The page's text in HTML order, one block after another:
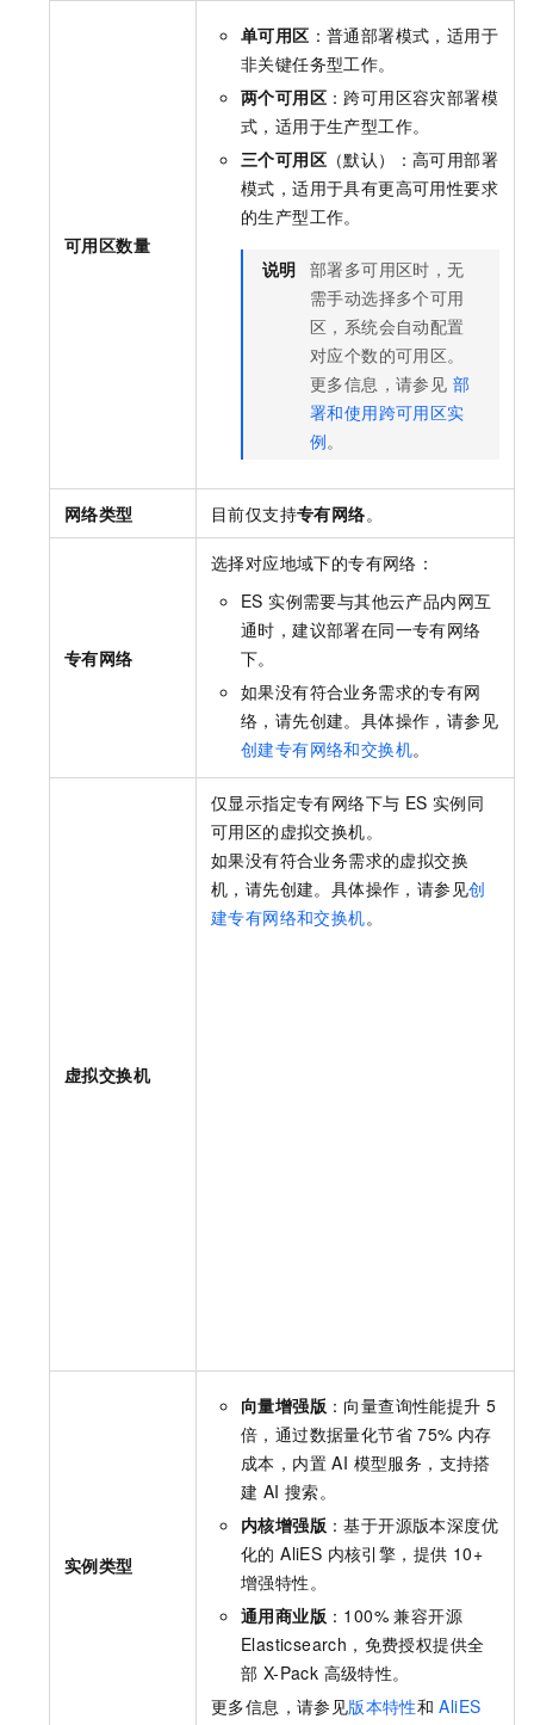
可用区数量
单可用区 ：普通部署模式，适用于
非关键任务型工作。
两个可用区 ：跨可用区容灾部署模
式，适用于生产型工作。
三个可用区 （默认）：高可用部署
模式，适用于具有更高可用性要求
的生产型工作。
说明 部署多可用区时，无
需手动选择多个可用
区，系统会自动配置
对应个数的可用区。
更多信息，请参见 部
署和使用跨可用区实
例。
网络类型 目前仅支持专有网络。
专有网络
选择对应地域下的专有网络：
ES 实例需要与其他云产品内网互
通时，建议部署在同一专有网络
下。
如果没有符合业务需求的专有网
络，请先创建。具体操作，请参见
创建专有网络和交换机。
虚拟交换机
仅显示指定专有网络下与 ES 实例同
可用区的虚拟交换机。
如果没有符合业务需求的虚拟交换
机，请先创建。具体操作，请参见创
建专有网络和交换机。
实例类型
向量增强版 ：向量查询性能提升 5
倍，通过数据量化节省 75% 内存
成本，内置 AI 模型服务，支持搭
建 AI 搜索。
内核增强版 ：基于开源版本深度优
化的 AliES 内核引擎，提供 10+
增强特性。
通用商业版 ：100% 兼容开源
Elasticsearch，免费授权提供全
部 X-Pack 高级特性。
更多信息，请参见版本特性和 AliES